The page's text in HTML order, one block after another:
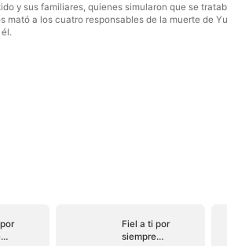
y sus familiares, quienes simularon que se
a los cuatro responsables de la muerte de
Fiel a ti por
siempre